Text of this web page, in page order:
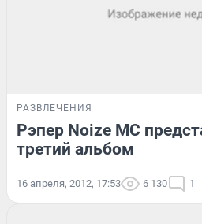
РАЗВЛЕЧЕНИЯ
Рэпер Noize MC
третий альбом
16 апреля, 2012, 17:53 6 130 1